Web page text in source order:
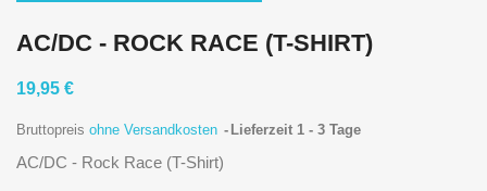
AC/DC - ROCK RACE (T-SHIRT)
19,95 €
Bruttopreis ohne Versandkosten Lieferzeit 1 - 3 Tage
AC/DC - Rock Race (T-Shirt)